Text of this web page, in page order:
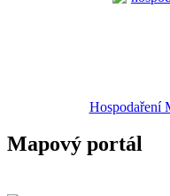
Hospodaření
Mapový portál